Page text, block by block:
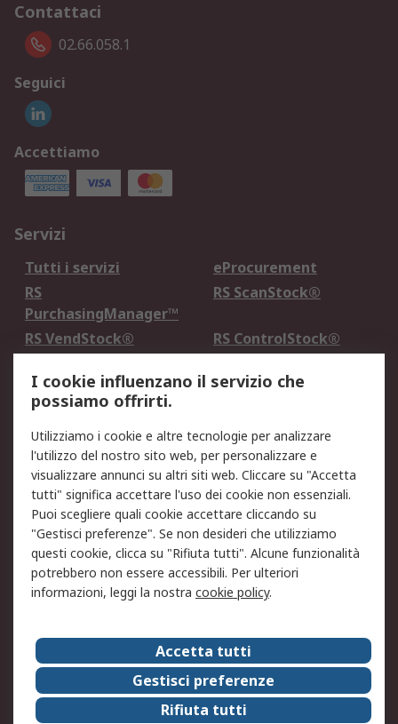
Contattaci
02.66.058.1
Seguici
Accettiamo
Servizi
Tutti i servizi
eProcurement
RS
PurchasingManager™
RS ScanStock®
RS VendStock®
RS ControlStock®
Legale
Informativa Cookie
Informativa Privacy -
Aggiornata
Email Security
Termini d'uso
Condizioni di vendita
Condizioni generali di
servizio
Etica e responsabilità
Chi Siamo
Chi Siamo
Contattaci
Supporto
ESG
Carriere
RS Group
Discovery: il Blog di RS
I cookie influenzano il servizio che
possiamo offrirti.
Utilizziamo i cookie e altre tecnologie per analizzare
l'utilizzo del nostro sito web, per personalizzare e
visualizzare annunci su altri siti web. Cliccare su "Accetta
tutti" significa accettare l'uso dei cookie non essenziali.
Puoi scegliere quali cookie accettare cliccando su
"Gestisci preferenze". Se non desideri che utilizziamo
questi cookie, clicca su "Rifiuta tutti". Alcune funzionalità
potrebbero non essere accessibili. Per ulteriori
informazioni, leggi la nostra cookie policy.
Accetta tutti
Gestisci preferenze
Rifiuta tutti